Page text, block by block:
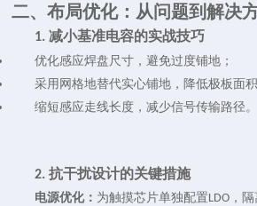
二、布局优化：从问题到解决
1.减小基准电容的实战技巧
优化感应焊盘尺寸，避免过度铺地；
采用网格地替代实心铺地，降低极板面积
缩短感应走线长度，减少信号传输路径。
2.抗干扰设计的关键措施
电源优化： 为触摸芯片单独配置LDO ，